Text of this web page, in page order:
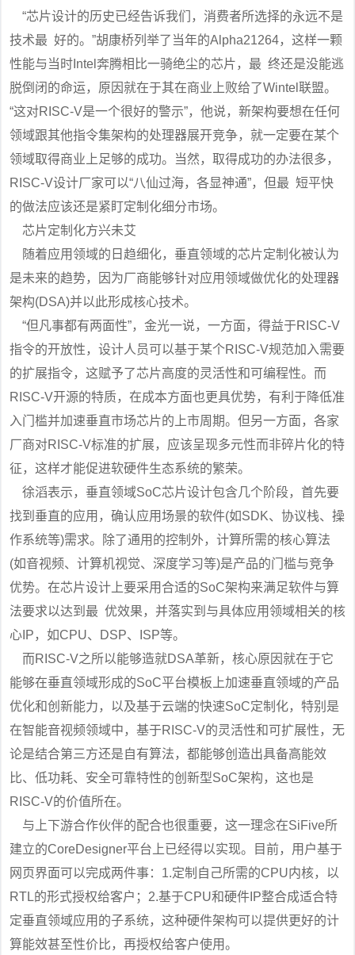
“芯片设计的历史已经告诉我们，消费者所选择的永远不是
技术最 好的。”胡康桥列举了当年的Alpha21264，这样一颗
性能与当时Intel奔腾相比一骑绝尘的芯片，最 终还是没能逃
脱倒闭的命运，原因就在于其在商业上败给了Wintel联盟。
“这对RISC-V是一个很好的警示”，他说，新架构要想在任何
领域跟其他指令集架构的处理器展开竞争，就一定要在某个
领域取得商业上足够的成功。当然，取得成功的办法很多，
RISC-V设计厂家可以“八仙过海，各显神通”，但最 短平快
的做法应该还是紧盯定制化细分市场。
芯片定制化方兴未艾
随着应用领域的日趋细化，垂直领域的芯片定制化被认为
是未来的趋势，因为厂商能够针对应用领域做优化的处理器
架构(DSA)并以此形成核心技术。
“但凡事都有两面性”，金光一说，一方面，得益于RISC-V
指令的开放性，设计人员可以基于某个RISC-V规范加入需要
的扩展指令，这赋予了芯片高度的灵活性和可编程性。而
RISC-V开源的特质，在成本方面也更具优势，有利于降低准
入门槛并加速垂直市场芯片的上市周期。但另一方面，各家
厂商对RISC-V标准的扩展，应该呈现多元性而非碎片化的特
征，这样才能促进软硬件生态系统的繁荣。
徐滔表示，垂直领域SoC芯片设计包含几个阶段，首先要
找到垂直的应用，确认应用场景的软件(如SDK、协议栈、操
作系统等)需求。除了通用的控制外，计算所需的核心算法
(如音视频、计算机视觉、深度学习等)是产品的门槛与竞争
优势。在芯片设计上要采用合适的SoC架构来满足软件与算
法要求以达到最 优效果，并落实到与具体应用领域相关的核
心IP，如CPU、DSP、ISP等。
而RISC-V之所以能够造就DSA革新，核心原因就在于它
能够在垂直领域形成的SoC平台模板上加速垂直领域的产品
优化和创新能力，以及基于云端的快速SoC定制化，特别是
在智能音视频领域中，基于RISC-V的灵活性和可扩展性，无
论是结合第三方还是自有算法，都能够创造出具备高能效
比、低功耗、安全可靠特性的创新型SoC架构，这也是
RISC-V的价值所在。
与上下游合作伙伴的配合也很重要，这一理念在SiFive所
建立的CoreDesigner平台上已经得以实现。目前，用户基于
网页界面可以完成两件事：1.定制自己所需的CPU内核，以
RTL的形式授权给客户；2.基于CPU和硬件IP整合成适合特
定垂直领域应用的子系统，这种硬件架构可以提供更好的计
算能效甚至性价比，再授权给客户使用。